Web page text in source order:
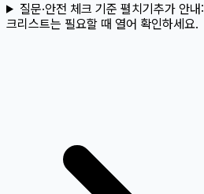
질문·안전 체크 기준 펼치기추가 안내:
크리스트는 필요할 때 열어 확인하세요.